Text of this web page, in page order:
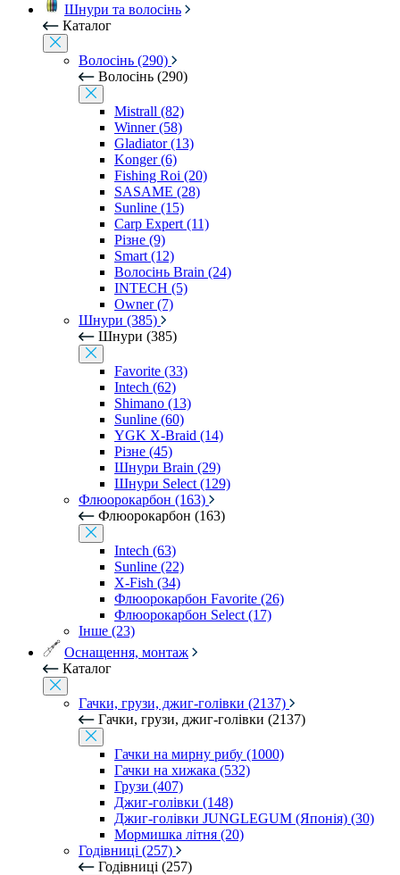
Шнури та волосінь
Каталог
Волосінь (290)
Волосінь (290)
Mistrall (82)
Winner (58)
Gladiator (13)
Konger (6)
Fishing Roi (20)
SASAME (28)
Sunline (15)
Carp Expert (11)
Різне (9)
Smart (12)
Волосінь Brain (24)
INTECH (5)
Owner (7)
Шнури (385)
Шнури (385)
Favorite (33)
Intech (62)
Shimano (13)
Sunline (60)
YGK X-Braid (14)
Різне (45)
Шнури Brain (29)
Шнури Select (129)
Флюорокарбон (163)
Флюорокарбон (163)
Intech (63)
Sunline (22)
X-Fish (34)
Флюорокарбон Favorite (26)
Флюорокарбон Select (17)
Інше (23)
Оснащення, монтаж
Каталог
Гачки, грузи, джиг-голівки (2137)
Гачки, грузи, джиг-голівки (2137)
Гачки на мирну рибу (1000)
Гачки на хижака (532)
Грузи (407)
Джиг-голівки (148)
Джиг-голівки JUNGLEGUM (Японія) (30)
Мормишка літня (20)
Годівниці (257)
Годівниці (257)